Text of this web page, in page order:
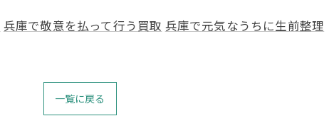
兵庫で敬意を払って行う買取 兵庫で元気なうちに生前整理
一覧に戻る